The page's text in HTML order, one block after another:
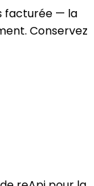
facturée — la
Conservez